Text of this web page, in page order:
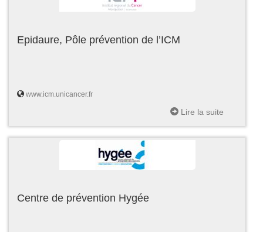
Epidaure, Pôle prévention de l’ICM
www.icm.unicancer.fr
Lire la suite
Centre de prévention Hygée